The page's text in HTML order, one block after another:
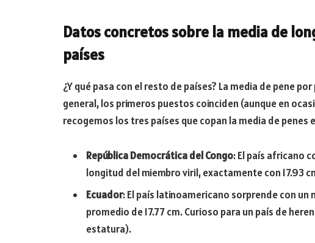
Datos concretos sobre la media de
países
¿Y qué pasa con el resto de países? La media de pene
general, los primeros puestos coinciden (aunque en
recogemos los tres países que copan la media de penes
República Democrática del Congo: El país africano
longitud del miembro viril, exactamente con 17.93
Ecuador: El país latinoamericano sorprende con
promedio de 17.77 cm. Curioso para un país de
estatura).